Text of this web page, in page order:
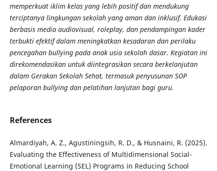
memperkuat iklim kelas yang lebih positif dan mendukung
terciptanya lingkungan sekolah yang aman dan inklusif. Edukasi
berbasis media audiovisual, roleplay, dan pendampingan kader
terbukti efektif dalam meningkatkan kesadaran dan perilaku
pencegahan bullying pada anak usia sekolah dasar. Kegiatan ini
direkomendasikan untuk diintegrasikan secara berkelanjutan
dalam Gerakan Sekolah Sehat, termasuk penyusunan SOP
pelaporan bullying dan pelatihan lanjutan bagi guru.
References
Almardiyah, A. Z., Agustiningsih, R. D., & Husnaini, R. (2025).
Evaluating the Effectiveness of Multidimensional Social-
Emotional Learning (SEL) Programs in Reducing School